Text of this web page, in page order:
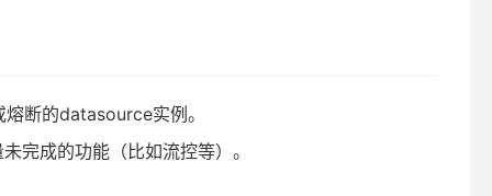
断的datasource实例。
完成的功能（比如流控等）。